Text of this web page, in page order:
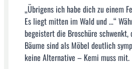
„Übrigens ich habe dich zu einem
Es liegt mitten im Wald und …“
begeistert die Broschüre schwenkt,
Bäume sind als Möbel deutlich
keine Alternative – Kemi muss mit.